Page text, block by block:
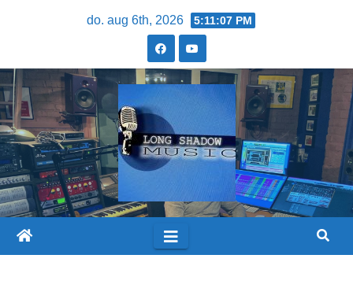
do. aug 6th, 2026 5:11:08 PM